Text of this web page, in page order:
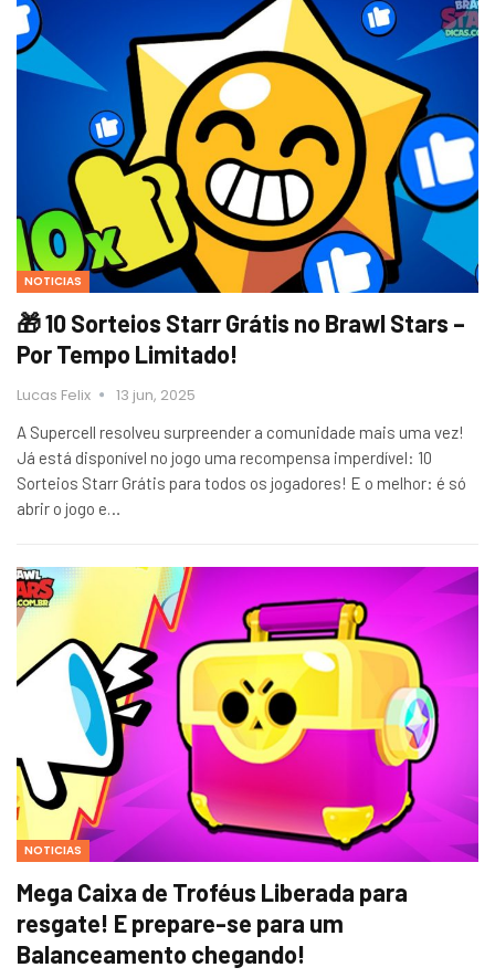
NOTICIAS
🎁 10 Sorteios Starr Grátis no Brawl Stars –
Por Tempo Limitado!
Lucas Felix 13 jun, 2025
A Supercell resolveu surpreender a comunidade mais uma vez!
Já está disponível no jogo uma recompensa imperdível: 10
Sorteios Starr Grátis para todos os jogadores! E o melhor: é só
abrir o jogo e…
NOTICIAS
Mega Caixa de Troféus Liberada para
resgate! E prepare-se para um
Balanceamento chegando!